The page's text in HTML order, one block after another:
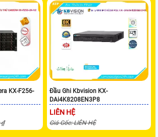
KX-F256-
₫
Đầu Ghi Kbvision KX-
DAi4K8208EN3P8
LIÊN HỆ
Giá Gốc: LIÊN HỆ